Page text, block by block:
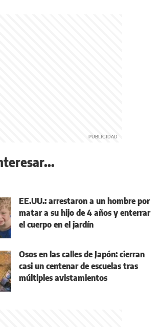
EE.UU.: arrestaron a un hombre por
matar a su hijo de 4 años y enterrar
el cuerpo en el jardín
Osos en las calles de Japón: cierran
casi un centenar de escuelas tras
múltiples avistamientos